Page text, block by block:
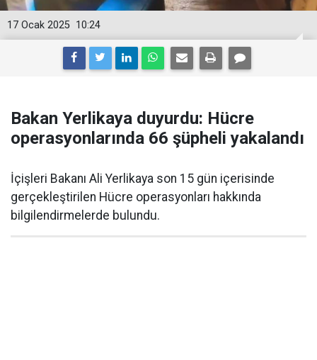
10:24
17 Ocak 2025
Bakan Yerlikaya duyurdu: Hücre
operasyonlarında 66 şüpheli yakalandı
İçişleri Bakanı Ali Yerlikaya son 15 gün içerisinde
gerçekleştirilen Hücre operasyonları hakkında
bilgilendirmelerde bulundu.